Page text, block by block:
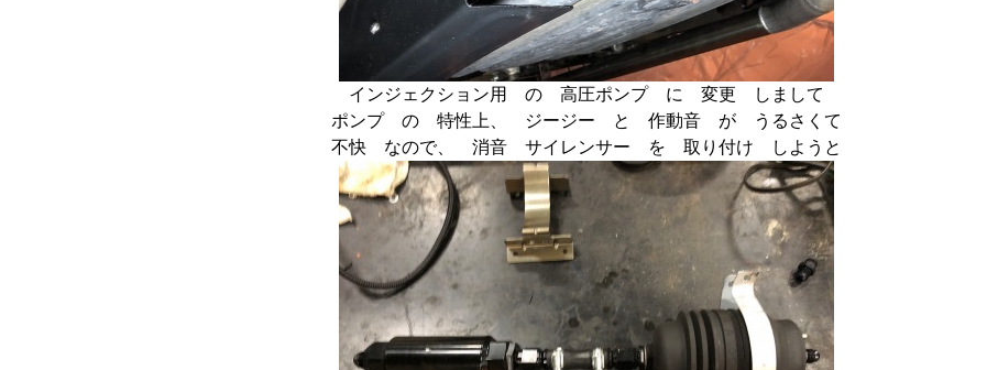
インジェクション用 の 高圧ポンプ に 変更 しまして
ポンプ の 特性上、 ジージー と 作動音 が うるさくて
不快 なので、 消音 サイレンサー を 取り付け しようと